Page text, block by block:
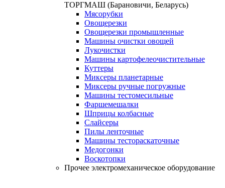
ТОРГМАШ (Барановичи, Беларусь)
Мясорубки
Овощерезки
Овощерезки промышленные
Машины очистки овощей
Лукочистки
Машины картофелеочистительные
Куттеры
Миксеры планетарные
Миксеры ручные погружные
Машины тестомесильные
Фаршемешалки
Шприцы колбасные
Слайсеры
Пилы ленточные
Машины тестораскаточные
Медогонки
Воскотопки
Прочее электромеханическое оборудование